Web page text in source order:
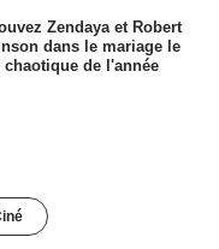
Zendaya et Robert
dans le mariage le
de l'année